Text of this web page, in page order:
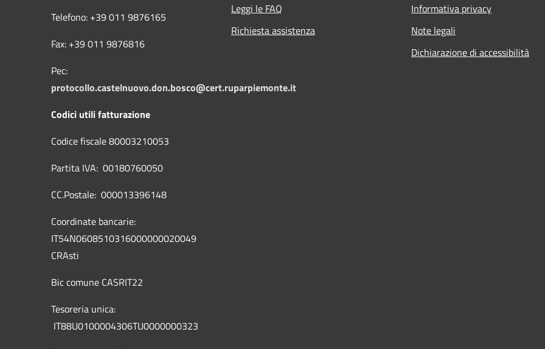
Telefono: +39 011 9876165
Fax: +39 011 9876816
Pec:
protocollo.castelnuovo.don.bosco@cert.ruparpiemonte.it
Codici utili fatturazione
Codice fiscale 80003210053
Partita IVA: 00180760050
CC.Postale: 000013396148
Coordinate bancarie:
IT54N0608510316000000020049
CRAsti
Bic comune CASRIT22
Tesoreria unica:
IT88U0100004306TU0000000323
Leggi le FAQ
Richiesta assistenza
Informativa privacy
Note legali
Dichiarazione di accessibilità